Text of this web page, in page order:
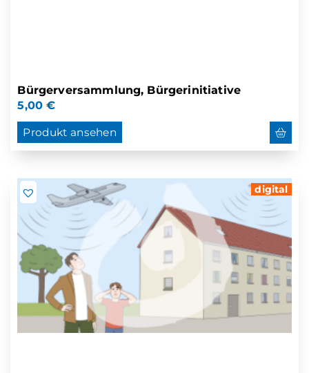
Bürgerversammlung, Bürgerinitiative
5,00€
Produkt ansehen
digital